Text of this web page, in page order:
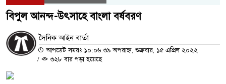
বিপুল আনন্দ-উৎসাহে বাংলা বর্ষবরণ
দৈনিক আইন বার্তা
আপডেট সময়ঃ ১০:০৬:৩৯ অপরাহ্ন, শুক্রবার, ১৫ এপ্রিল ২০২২
/
৩২৮ বার পড়া হয়েছে